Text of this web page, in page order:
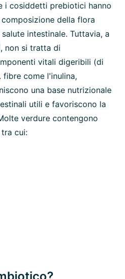
i cosiddetti prebiotici hanno
della flora
intestinale. Tuttavia, a
non si tratta di
vitali digeribili (di
come l'inulina,
una base nutrizionale
utili e favoriscono la
verdure contengono
cui: